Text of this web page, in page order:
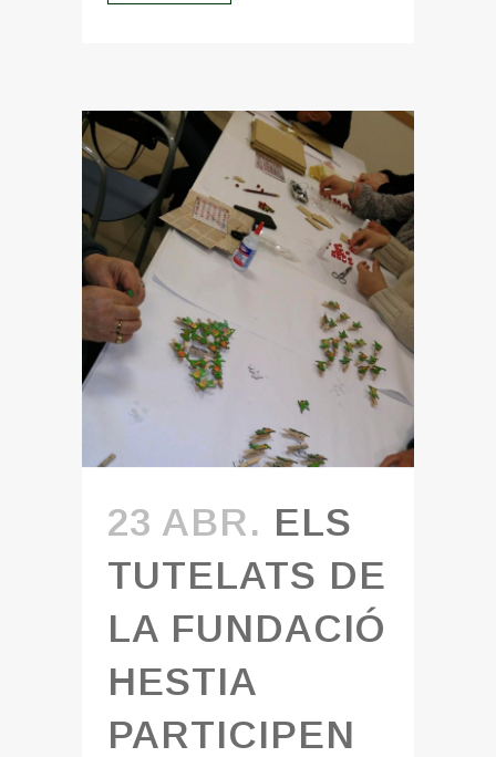
23 ABR. ELS
TUTELATS DE
LA FUNDACIÓ
HESTIA
PARTICIPEN